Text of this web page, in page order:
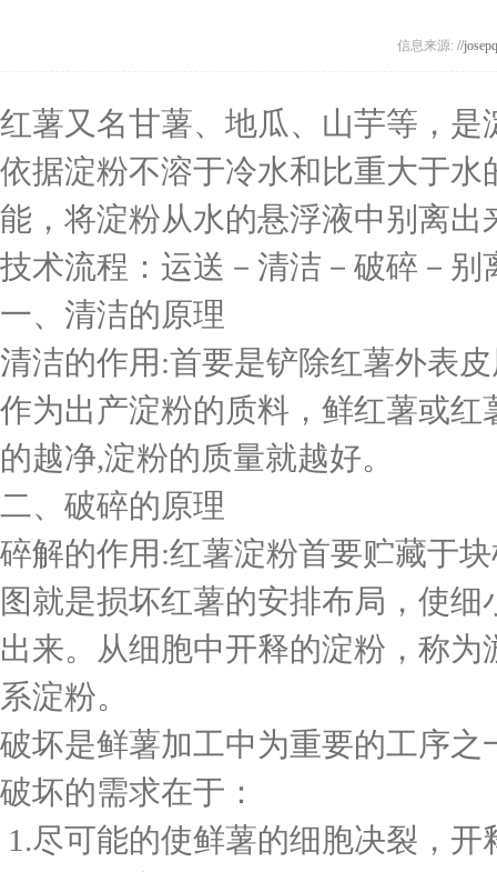
信息来源: //
红薯又名甘薯、地瓜、山芋等，
依据淀粉不溶于冷水和比重大于
能，将淀粉从水的悬浮液中别离出
技术流程：运送－清洁－破碎－
一、清洁的原理
清洁的作用:首要是铲除红薯外表
作为出产淀粉的质料，鲜红薯或
的越净,淀粉的质量就越好。
二、破碎的原理
碎解的作用:红薯淀粉首要贮藏于
图就是损坏红薯的安排布局，使
出来。从细胞中开释的淀粉，称
系淀粉。
破坏是鲜薯加工中为重要的工序
破坏的需求在于：
1.尽可能的使鲜薯的细胞决裂，